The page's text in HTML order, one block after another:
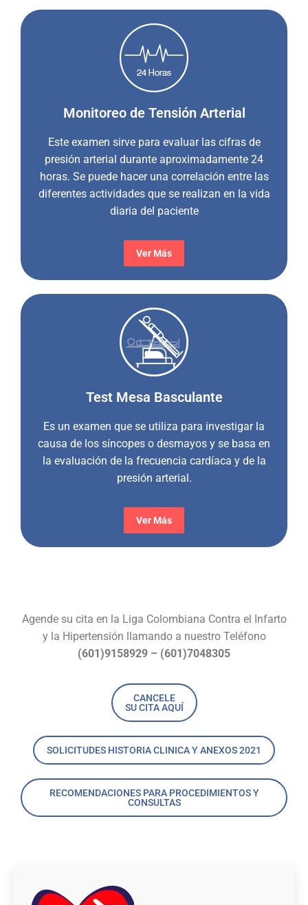
Monitoreo de Tensión Arterial
Este examen sirve para evaluar las cifras de
presión arterial durante aproximadamente 24
horas. Se puede hacer una correlación entre las
diferentes actividades que se realizan en la vida
diaria del paciente
Ver Más
Test Mesa Basculante
Es un examen que se utiliza para investigar la
causa de los síncopes o desmayos y se basa en
la evaluación de la frecuencia cardíaca y de la
presión arterial.
Ver Más
Agende su cita en la Liga Colombiana Contra el Infarto
y la Hipertensión llamando a nuestro Teléfono
(601)9158929 – (601)7048305
CANCELE
SU CITA AQUÍ
SOLICITUDES HISTORIA CLINICA Y ANEXOS 2021
RECOMENDACIONES PARA PROCEDIMIENTOS Y
CONSULTAS